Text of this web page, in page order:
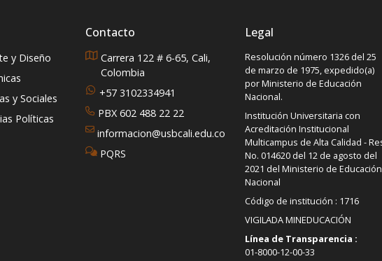
y Diseño
y Sociales
Políticas
Contacto
Carrera 122 # 6-65, Cali,
Colombia
+57 3102334941
PBX 602 488 22 22
informacion@usbcali.edu.co
PQRS
Legal
Resolución número 1326 del 25
de marzo de 1975, expedido(a)
por Ministerio de Educación
Nacional.
Institución Universitaria con
Acreditación Institucional
Multicampus de Alta Calidad -
No. 014620 del 12 de agosto del
2021 del Ministerio de Educación
Nacional
Código de institución : 1716
VIGILADA MINEDUCACIÓN
Línea de Transparencia :
01-8000-12-00-33